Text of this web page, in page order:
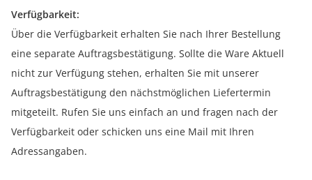
Verfügbarkeit:
Über die Verfügbarkeit erhalten Sie nach Ihrer Bestellung
eine separate Auftragsbestätigung. Sollte die Ware Aktuell
nicht zur Verfügung stehen, erhalten Sie mit unserer
Auftragsbestätigung den nächstmöglichen Liefertermin
mitgeteilt. Rufen Sie uns einfach an und fragen nach der
Verfügbarkeit oder schicken uns eine Mail mit Ihren
Adressangaben.